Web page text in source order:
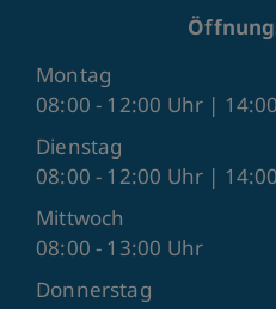
Montag
08:00 - 12:00 Uhr |
Dienstag
08:00 - 12:00 Uhr |
Mittwoch
08:00 - 13:00 Uhr
Donnerstag